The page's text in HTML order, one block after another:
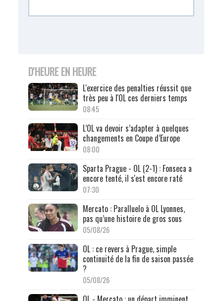
D'HEURE EN HEURE
L'exercice des penalties réussit que
très peu à l'OL ces derniers temps
08:45
L’OL va devoir s’adapter à quelques
changements en Coupe d’Europe
08:00
Sparta Prague - OL (2-1) : Fonseca a
encore tenté, il s'est encore raté
07:30
Mercato : Paralluelo à OL Lyonnes,
pas qu’une histoire de gros sous
05/08/26
OL : ce revers à Prague, simple
continuité de la fin de saison passée
?
05/08/26